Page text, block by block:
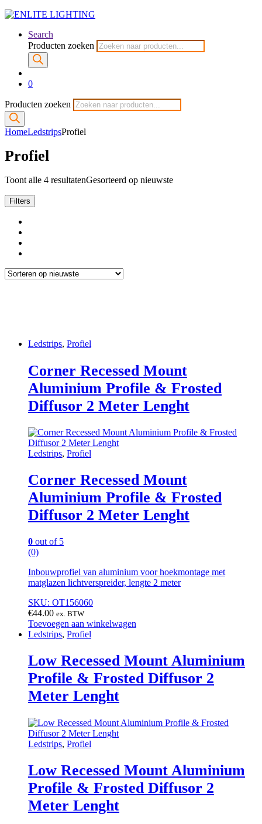
Search
Producten zoeken
0
Producten zoeken
HomeLedstripsProfiel
Profiel
Toont alle 4 resultatenGesorteerd op nieuwste
Filters
Ledstrips, Profiel
Corner Recessed Mount
Aluminium Profile & Frosted
Diffusor 2 Meter Lenght
Ledstrips, Profiel
Corner Recessed Mount
Aluminium Profile & Frosted
Diffusor 2 Meter Lenght
0 out of 5
(0)
Inbouwprofiel van aluminium voor hoekmontage met
matglazen lichtverspreider, lengte 2 meter
SKU: OT156060
€44.00 ex. BTW
Toevoegen aan winkelwagen
Ledstrips, Profiel
Low Recessed Mount Aluminium
Profile & Frosted Diffusor 2
Meter Lenght
Ledstrips, Profiel
Low Recessed Mount Aluminium
Profile & Frosted Diffusor 2
Meter Lenght